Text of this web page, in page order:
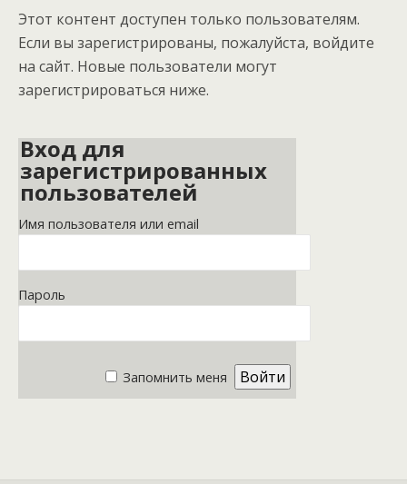
Этот контент доступен только пользователям.
Если вы зарегистрированы, пожалуйста, войдите
на сайт. Новые пользователи могут
зарегистрироваться ниже.
Вход для
зарегистрированных
пользователей
Имя пользователя или email
Пароль
Запомнить меня